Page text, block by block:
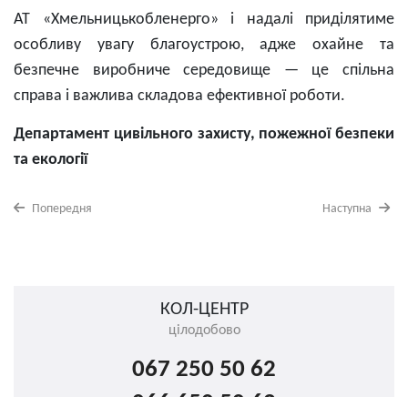
АТ «Хмельницькобленерго» і надалі приділятиме
особливу увагу благоустрою, адже охайне та
безпечне виробниче середовище — це спільна
справа і важлива складова ефективної роботи.
Департамент цивільного захисту, пожежної безпеки
та екології
Попередня Наступна
КОЛ-ЦЕНТР
цілодобово
067 250 50 62